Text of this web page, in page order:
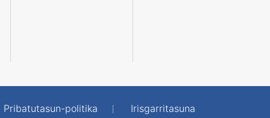
Pribatutasun-politika Irisgarritasuna